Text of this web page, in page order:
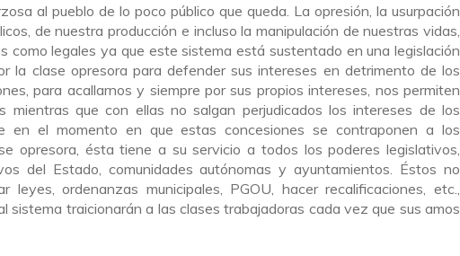
al pueblo de lo poco público que queda. La opresión, la usurpación
de nuestra producción e incluso la manipulación de nuestras vidas,
como legales ya que este sistema está sustentado en una legislación
la clase opresora para defender sus intereses en detrimento de los
para acallarnos y siempre por sus propios intereses, nos permiten
mientras que con ellas no salgan perjudicados los intereses de los
en el momento en que estas concesiones se contraponen a los
opresora, ésta tiene a su servicio a todos los poderes legislativos,
del Estado, comunidades autónomas y ayuntamientos. Éstos no
leyes, ordenanzas municipales, PGOU, hacer recalificaciones, etc.,
sistema traicionarán a las clases trabajadoras cada vez que sus amos